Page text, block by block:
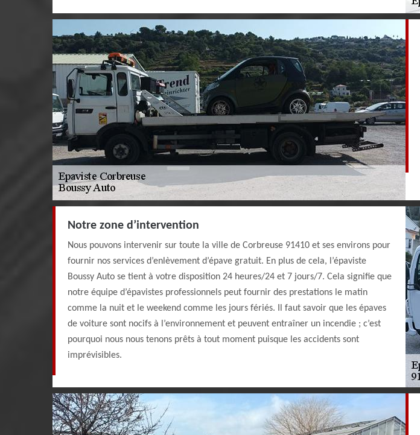
Notre zone d’intervention
Nous pouvons intervenir sur toute la ville de Corbreuse 91410 et ses environs pour
fournir nos services d’enlèvement d’épave gratuit. En plus de cela, l’épaviste
Boussy Auto se tient à votre disposition 24 heures/24 et 7 jours/7. Cela signifie que
notre équipe d’épavistes professionnels peut fournir des prestations le matin
comme la nuit et le weekend comme les jours fériés. Il faut savoir que les épaves
de voiture sont nocifs à l’environnement et peuvent entraîner un incendie ; c’est
pourquoi nous nous tenons prêts à tout moment puisque les accidents sont
imprévisibles.